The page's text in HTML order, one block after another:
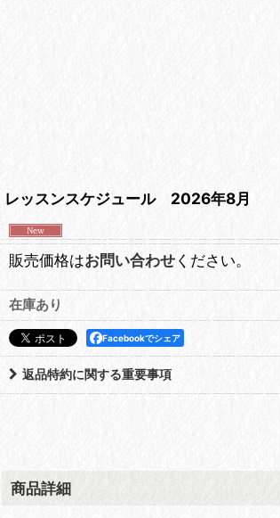
レッスンスケジュール 2026年8月
販売価格はお問い合わせください。
在庫あり
Facebookでシェア
返品特約に関する重要事項
商品詳細